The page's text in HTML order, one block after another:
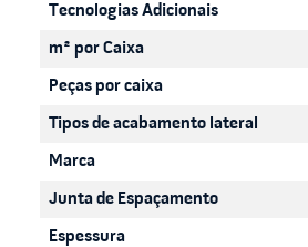
Tecnologias Adicionais
m² por Caixa
Peças por caixa
Tipos de acabamento lateral
Marca
Junta de Espaçamento
Espessura